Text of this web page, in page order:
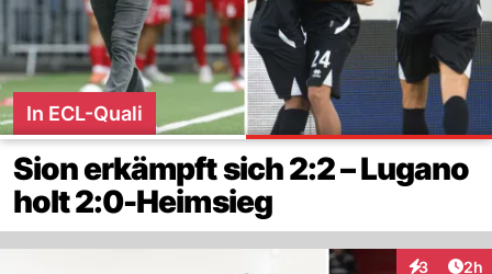
In ECL-Quali
Sion erkämpft sich 2:2 – Lugano
holt 2:0-Heimsieg
3 2h